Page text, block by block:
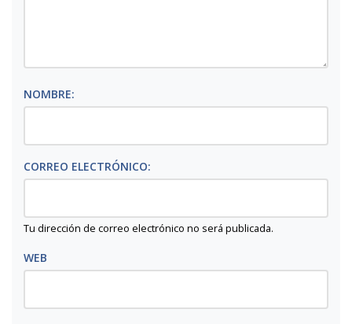
NOMBRE:
CORREO ELECTRÓNICO:
Tu dirección de correo electrónico no será publicada.
WEB